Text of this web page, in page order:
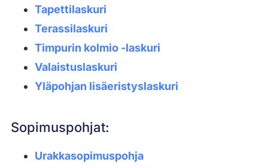
Tapettilaskuri
Terassilaskuri
Timpurin kolmio -laskuri
Valaistuslaskuri
Yläpohjan lisäeristyslaskuri
Sopimuspohjat:
Urakkasopimuspohja